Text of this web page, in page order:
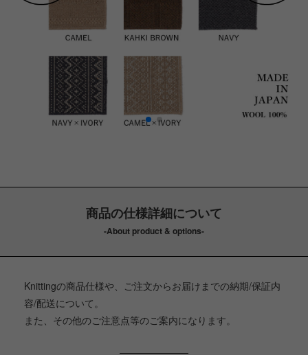
商品の仕様詳細について
-About product & options-
Knittingの商品仕様や、ご注文からお届けまでの納期/保証内
容/配送について。
また、その他のご注意点等のご案内になります。